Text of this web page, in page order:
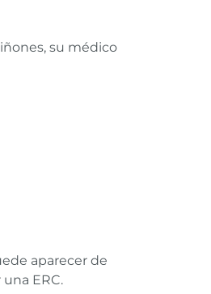
su médico
aparecer de
ERC.